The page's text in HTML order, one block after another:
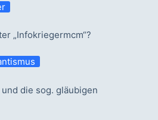
„Infokriegermcm“?
und die sog. gläubigen